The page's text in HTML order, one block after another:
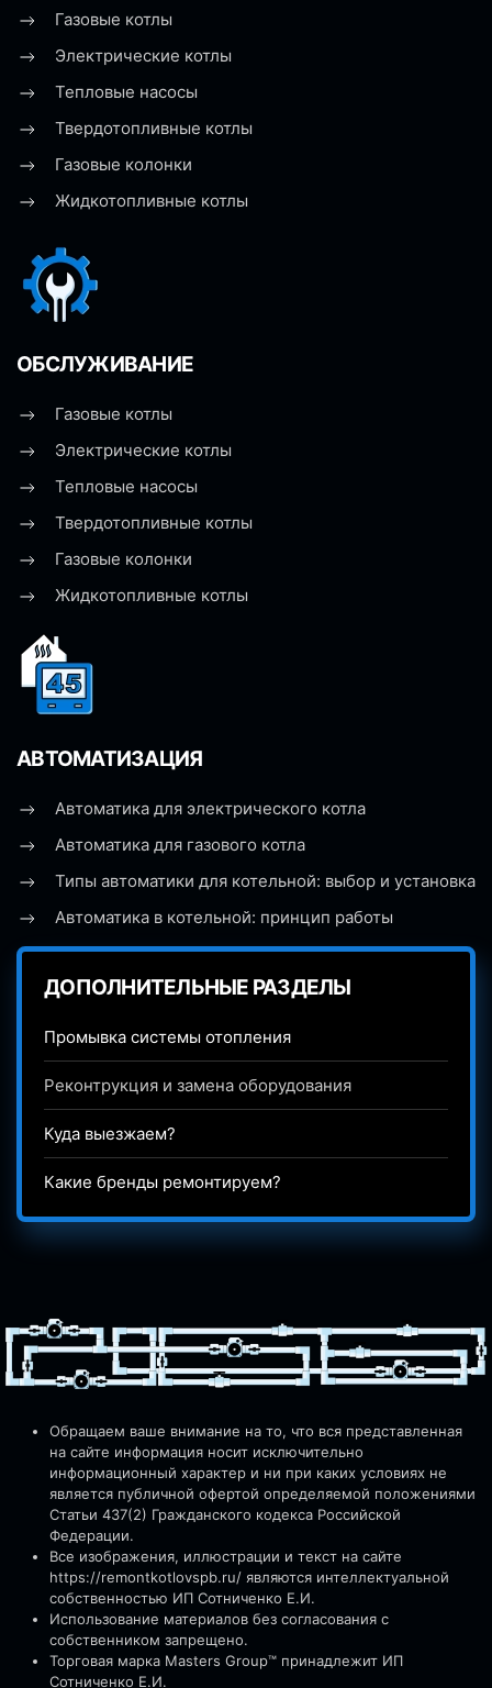
Газовые котлы
Электрические котлы
Тепловые насосы
Твердотопливные котлы
Газовые колонки
Жидкотопливные котлы
ОБСЛУЖИВАНИЕ
Газовые котлы
Электрические котлы
Тепловые насосы
Твердотопливные котлы
Газовые колонки
Жидкотопливные котлы
АВТОМАТИЗАЦИЯ
Автоматика для электрического котла
Автоматика для газового котла
Типы автоматики для котельной: выбор и установка
Автоматика в котельной: принцип работы
ДОПОЛНИТЕЛЬНЫЕ РАЗДЕЛЫ
Промывка системы отопления
Реконтрукция и замена оборудования
Куда выезжаем?
Какие бренды ремонтируем?
Обращаем ваше внимание на то, что вся представленная
на сайте информация носит исключительно
информационный характер и ни при каких условиях не
является публичной офертой определяемой положениями
Статьи 437(2) Гражданского кодекса Российской
Федерации.
Все изображения, иллюстрации и текст на сайте
https://remontkotlovspb.ru/ являются интеллектуальной
собственностью ИП Сотниченко Е.И.
Использование материалов без согласования с
собственником запрещено.
Торговая марка Masters Group™ принадлежит ИП
Сотниченко Е.И.